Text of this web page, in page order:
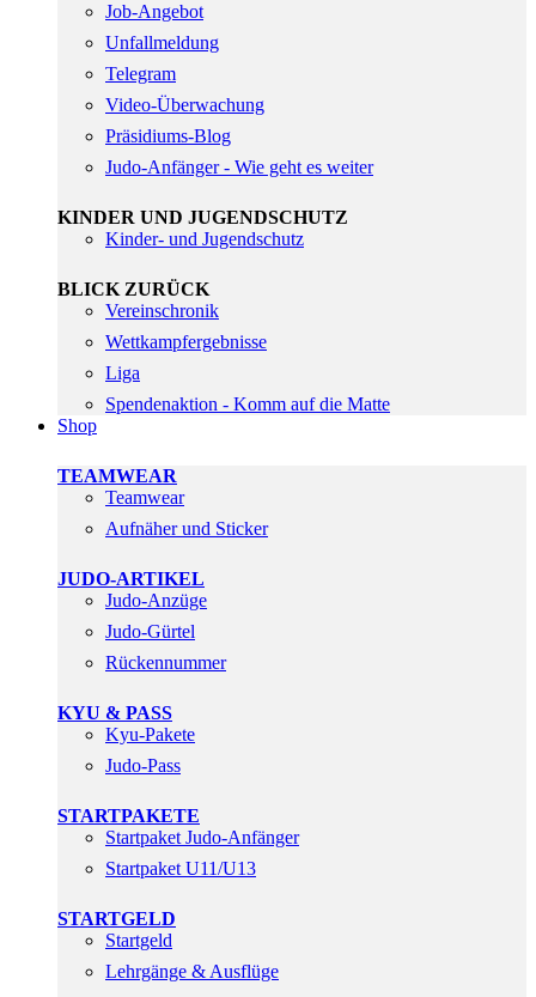
Job-Angebot
Unfallmeldung
Telegram
Video-Überwachung
Präsidiums-Blog
Judo-Anfänger - Wie geht es weiter
KINDER UND JUGENDSCHUTZ
Kinder- und Jugendschutz
BLICK ZURÜCK
Vereinschronik
Wettkampfergebnisse
Liga
Spendenaktion - Komm auf die Matte
Shop
TEAMWEAR
Teamwear
Aufnäher und Sticker
JUDO-ARTIKEL
Judo-Anzüge
Judo-Gürtel
Rückennummer
KYU & PASS
Kyu-Pakete
Judo-Pass
STARTPAKETE
Startpaket Judo-Anfänger
Startpaket U11/U13
STARTGELD
Startgeld
Lehrgänge & Ausflüge